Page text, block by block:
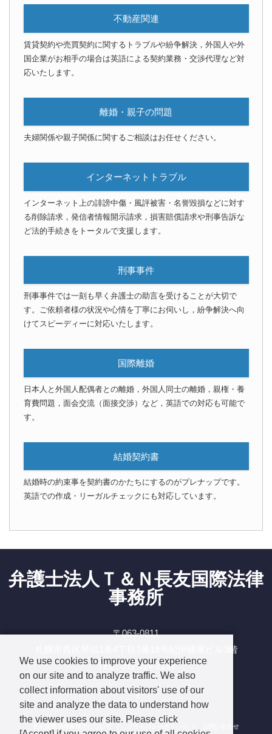
不動産関連
賃貸契約や売買契約に関するトラブルや紛争解決，外国人や外
国企業がお相手の場合は英語による契約業務・交渉代理など対
応いたします。
離婚・親子の問題
夫婦関係や親子関係に関するご相談はお任せください。
インターネットトラブル
インターネット上の誹謗中傷・風評被害・名誉毀損などに対す
る削除請求，発信者情報開示請求，損害賠償請求や刑事告訴な
ど法的手続きをトータルで支援します。
刑事事件
刑事事件では一刻も早く弁護士の助言を受けることが大切で
す。ご依頼者様の状況や心情を丁寧にお伺いし，紛争解決へ向
けてスピーディーに対応いたします。
国際離婚
日本人と外国人配偶者との離婚，外国人同士の離婚，親権・養
育費問題，面会交流（面接交渉）など，英語での対応も可能で
す。
結婚契約書
結婚時の約束事を契約書のかたちにするのがプレナップです。
英語での作成・リーガルチェックにも対応しています。
弁護士法人Ｔ＆Ｎ長友国際法律
事務所
〒063-0811
札幌市西区琴似1条4丁目3番18号紀伊國屋ビル3階
TEL : 011-614-2131
Facebook
お問い合わせ
We use cookies to improve your experience
on our site and to analyze traffic. We also
collect information about visitors' use of our
site and analyze the data to understand how
the viewer uses our site. Please click